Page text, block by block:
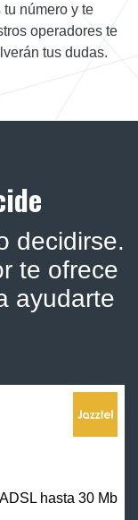
número y te
operadores te
tus dudas.
decidirse.
te ofrece
ayudarte
ADSL hasta 30 Mb